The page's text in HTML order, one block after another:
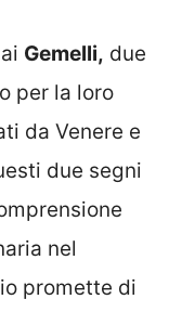
Gemelli, due
per la loro
da Venere e
due segni
nel
promette di